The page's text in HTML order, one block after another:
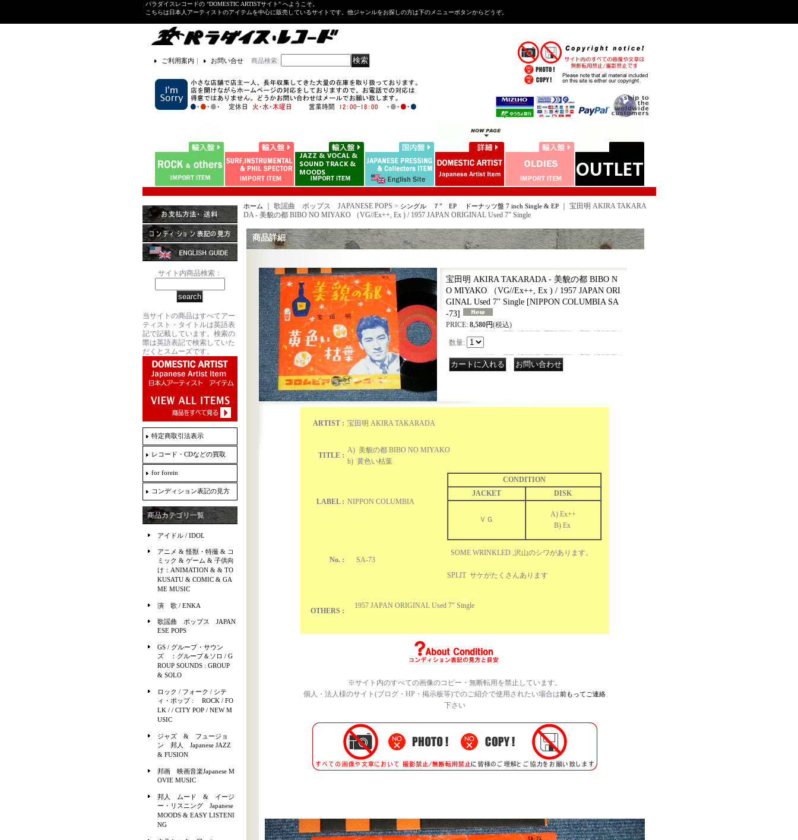
パラダイスレコードの "DOMESTIC ARTISTサイト" へようこそ。
こちらは日本人アーティストのアイテムを中心に販売しているサイトです。他ジャンルをお探しの方は下のメニューボタンからどうぞ。
ご利用案内 ｜ お問い合せ 商品検索:
サイト内商品検索：
当サイトの商品はすべてアー
ティスト・タイトルは英語表
記で記載しています。検索の
際は英語表記で検索していた
だくとスムーズです。
特定商取引法表示
レコード・CDなどの買取
for forein
コンディション表記の見方
商品カテゴリ一覧
アイドル / IDOL
アニメ & 怪獣・特撮 & コ
ミック & ゲーム & 子供向
け：ANIMATION & & TO
KUSATU & COMIC & GA
ME MUSIC
演 歌 / ENKA
歌謡曲 ポップス JAPAN
ESE POPS
GS / グループ・サウン
ズ ：グループ＆ソロ / G
ROUP SOUNDS : GROUP
& SOLO
ロック / フォーク / シテ
ィ・ポップ : ROCK / FO
LK / / CITY POP / NEW M
USIC
ジャズ & フュージョ
ン 邦人 Japanese JAZZ
& FUSION
邦画 映画音楽Japanese M
OVIE MUSIC
邦人 ムード & イージ
ー・リスニング Japanese
MOODS & EASY LISTENI
NG
ホーム ｜ 歌謡曲 ポップス JAPANESE POPS > シングル ７” EP ドーナッツ盤 7 inch Single & EP
宝田明 AKIRA TAKARA
DA - 美貌の都 BIBO NO MIYAKO （VG//Ex++, Ex ) / 1957 JAPAN ORIGINAL Used 7" Single
商品詳細
宝田明 AKIRA TAKARADA - 美貌の都 BIBO N
O MIYAKO （VG//Ex++, Ex ) / 1957 JAPAN ORI
GINAL Used 7" Single [NIPPON COLUMBIA SA
-73]
PRICE: 8,580円(税込)
数量:
ARTIST : 宝田明 AKIRA TAKARADA
TITLE :
A) 美貌の都 BIBO NO MIYAKO
b) 黄色い枯葉
LABEL : NIPPON COLUMBIA
CONDITION
JACKET
DISK
ＶＧ
A) Ex++
B) Ex
SOME WRINKLED ,沢山のシワがあります。
SPLIT サケがたくさんあります
No. : SA-73
OTHERS :
1957 JAPAN ORIGINAL Used 7" Single
※サイト内のすべての画像のコピー・無断転用を禁止 しています。
個人・法人様のサイト(ブログ・HP・掲示板等)でのご紹介で使用されたい場合は前もってご連絡
下さい